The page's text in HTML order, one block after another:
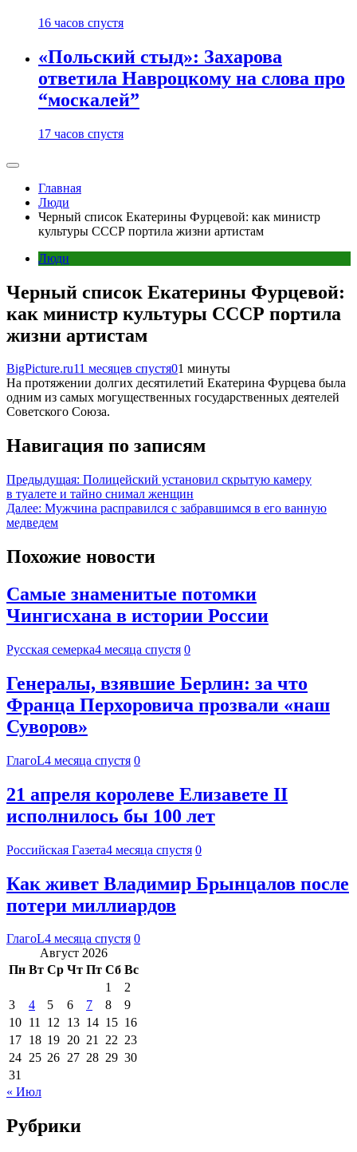
16 часов спустя
«Польский стыд»: Захарова
ответила Навроцкому на слова про
“москалей”
17 часов спустя
Главная
Люди
Черный список Екатерины Фурцевой: как министр
культуры СССР портила жизни артистам
Люди
Черный список Екатерины Фурцевой:
как министр культуры СССР портила
жизни артистам
BigPicture.ru11 месяцев спустя01 минуты
На протяжении долгих десятилетий Екатерина Фурцева была
одним из самых могущественных государственных деятелей
Советского Союза.
Навигация по записям
Предыдущая: Полицейский установил скрытую камеру
в туалете и тайно снимал женщин
Далее: Мужчина расправился с забравшимся в его ванную
медведем
Похожие новости
Самые знаменитые потомки
Чингисхана в истории России
Русская семерка4 месяца спустя 0
Генералы, взявшие Берлин: за что
Франца Перхоровича прозвали «наш
Суворов»
ГлагоL4 месяца спустя 0
21 апреля королеве Елизавете II
исполнилось бы 100 лет
Российская Газета4 месяца спустя 0
Как живет Владимир Брынцалов после
потери миллиардов
ГлагоL4 месяца спустя 0
Август 2026
Пн Вт Ср Чт Пт Сб Вс
1
2
3
4 5 6 7 8
9
10 11 12 13 14 15 16
17 18 19 20 21 22 23
24 25 26 27 28 29 30
31
« Июл
Рубрики